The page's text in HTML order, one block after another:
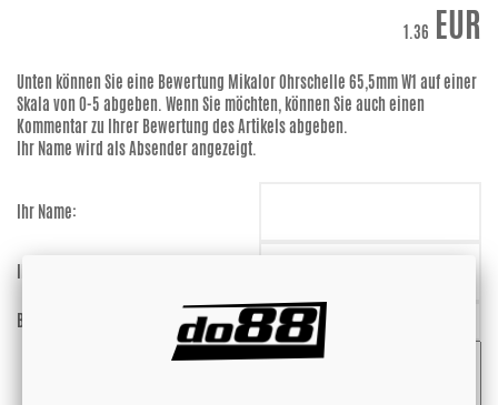
1.36 EUR
Unten können Sie eine Bewertung Mikalor Ohrschelle 65,5mm W1 auf einer
Skala von 0-5 abgeben. Wenn Sie möchten, können Sie auch einen
Kommentar zu Ihrer Bewertung des Artikels abgeben.
Ihr Name wird als Absender angezeigt.
Ihr Name:
Bewertung: